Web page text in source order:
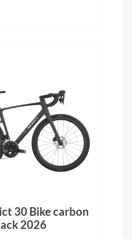
30 Bike carbon
2026